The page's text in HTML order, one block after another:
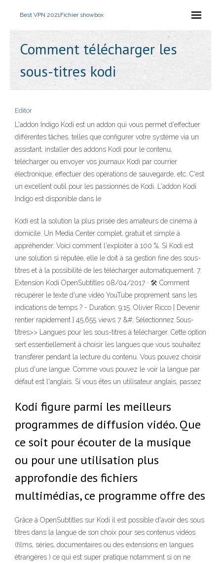
Best VPN 2021Fichier showbox
Comment télécharger les
sous-titres kodi
Editor
L'addon Indigo Kodi est un addon qui vous permet d'effectuer
différentes tâches, telles que configurer votre système via un
assistant, installer des addons Kodi pour le contenu,
télécharger ou envoyer vos journaux Kodi par courrier
électronique, effectuer des opérations de sauvegarde, etc. C'est
un excellent outil pour les passionnés de Kodi. L'addon Kodi
Indigo est disponible dans le
Kodi est la solution la plus prisée des amateurs de cinéma à
domicile. Un Media Center complet, gratuit et simple à
appréhender. Voici comment l'exploiter à 100 %. Si Kodi est
une solution si réputée, elle le doit à sa gestion fine des sous-
titres et à la possibilité de les télécharger automatiquement. 7.
Extension Kodi OpenSubtitles 08/04/2017 · 🛠 Comment
récupérer le texte d'une vidéo YouTube proprement sans les
indications de temps ? - Duration: 9:15. Olivier Ricco [ Devenir
rentier rapidement ] 45,655 views 7 &#; Sélectionnez Sous-
titres>> Langues pour les sous-titres à télécharger. Cette option
sert essentiellement à choisir les langues que vous souhaitez
transférer pendant la lecture du contenu. Vous pouvez choisir
plus d'une langue. Comme vous pouvez le voir la langue par
défaut est l'anglais. Si vous êtes un utilisateur anglais, passez
Kodi figure parmi les meilleurs
programmes de diffusion vidéo. Que
ce soit pour écouter de la musique
ou pour une utilisation plus
approfondie des fichiers
multimédias, ce programme offre des
Grâce à OpenSubtitles sur Kodi il est possible d'avoir des sous
titres dans la langue de son choix pour ses contenus vidéos
(films, séries, documentaires ou des extensions en langues
étrangères ) ce qui est super pratique notamment si on ne